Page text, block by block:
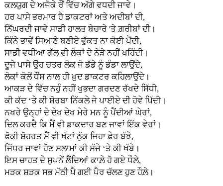
ਕਲਯੁਗ ਦੇ ਅਜੋਕੇ ਰੌਂ ਵਿੱਚ ਅੱਗੇ ਵਧਦੀ ਜਾਵੇ।
ਹਰ ਪਾਸੇ ਭਰਮਾਰ ਹੈ ਡਾਕਟਰਾਂ ਅਤੇ ਅਦੀਬਾਂ ਦੀ,
ਨਿੱਘਰਦੀ ਜਾਵੇ ਸਾਡੀ ਹਾਲਤ ਬੇਚਾਰੇ 'ਤੇ ਗ਼ਰੀਬਾਂ ਦੀ।
ਕਿੰਨੇ ਭਾਵੇਂ ਸਿਆਣੇ ਬਣੀਏ ਵੁੱਕਤ ਨਾ ਕੋਈ ਪੈਂਦੀ,
ਸਾਡੀ ਵਧੀਆ ਗੱਲ ਵੀ ਲੋਕਾਂ ਦੇ ਨੇੜੇ ਨਹੀਂ ਖਹਿੰਦੀ।
ਦੂਜੇ ਪਾਸੇ ਉਹ ਚਤਰ ਲੋਕ ਜੋ ਡੱਡੇ ਨੂੰ ਡੰਡਾ ਲਾਉਂਦੇ,
ਲੋਕਾਂ ਕੋਲੋਂ ਧੌਂਸ ਨਾਲ ਹੀ ਖ਼ੁਦ ਡਾਕਟਰ ਕਹਿਲਾਉਂਦੇ।
ਆਕੜ ਦੇ ਵਿੱਚ ਨਹੁੰ ਨਹੀਂ ਖੁਭਦਾ ਗਰਦਣ ਰੱਖਦੇ ਸਿੱਧੀ,
ਕੀ ਕੱਦ ‘ਤੇ ਕੀ ਸ਼ੋਰਬਾ ਨਿੱਕਲੇ ਜੇ ਪਾਈਏ ਦੀ ਹੋਵੇ ਪਿੱਦੀ।
ਨਖਰੇ ਉਨ੍ਹਾਂ ਦੇ ਦੇਖ ਦੇਖ ਮੇਰੇ ਮਨ ਨੂੰ ਪੈਂਦੀਆਂ ਘੇਰਾਂ,
ਦਿਲ ਕਰਦੈ ਕਿ ਮੈਂ ਵੀ ਡਾਕਦਾਰ ਬਣ ਜਾਵਾਂ ਇੱਕ ਵੇਰਾਂ।
ਫੋਕੀ ਸ਼ੋਹਰਤ ਮੈਂ ਵੀ ਖੱਟਾਂ ਠੁੱਕ ਜਿਹਾ ਫ਼ੇਰ ਬੱਝੇ,
ਜਿੱਧਰ ਜਾਵਾਂ ਹੋਣ ਸਲਾਮਾਂ ਕੀ ਸੱਜੇ ‘ਤੇ ਕੀ ਖੱਬੇ।
ਇਸ ਚਾਹਤ ਦੇ ਸੁਪਨੇਂ ਲੈਂਦਿਆਂ ਕਾਲ਼ੇ ਹੋ ਗਏ ਧੌਲ਼ੇ,
ਮੜਕ ਸ਼ੜਕ ਸਭ ਮੱਠੀ ਪੈ ਗਈ ਪੈਰ ਚੱਲਣ ਹੁਣ ਹੌਲ਼ੇ।